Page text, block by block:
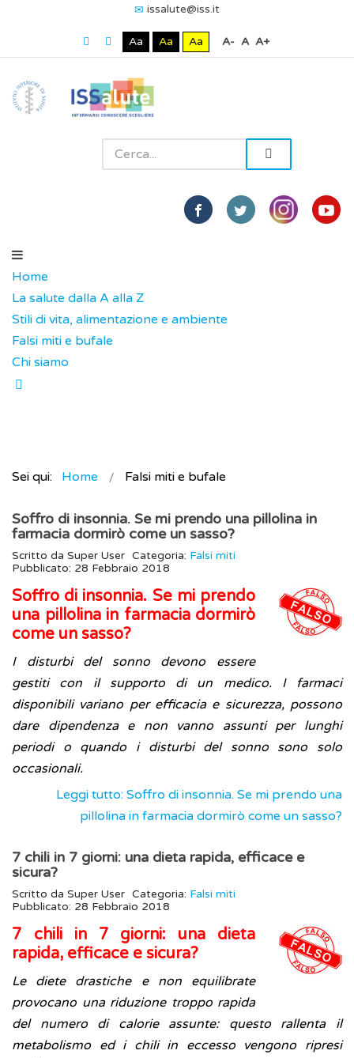
issalute@iss.it
Aa Aa Aa A- A A+
Home
La salute dalla A alla Z
Stili di vita, alimentazione e ambiente
Falsi miti e bufale
Chi siamo
Sei qui: Home Falsi miti e bufale
Soffro di insonnia. Se mi prendo una pillolina in
farmacia dormirò come un sasso?
Scritto da Super User Categoria: Falsi miti
Pubblicato: 28 Febbraio 2018
Soffro di insonnia. Se mi prendo
una pillolina in farmacia dormirò
come un sasso?
I disturbi del sonno devono essere
gestiti con il supporto di un medico. I farmaci
disponibili variano per efficacia e sicurezza, possono
dare dipendenza e non vanno assunti per lunghi
periodi o quando i disturbi del sonno sono solo
occasionali.
Leggi tutto: Soffro di insonnia. Se mi prendo una
pillolina in farmacia dormirò come un sasso?
7 chili in 7 giorni: una dieta rapida, efficace e
sicura?
Scritto da Super User Categoria: Falsi miti
Pubblicato: 28 Febbraio 2018
7 chili in 7 giorni: una dieta
rapida, efficace e sicura?
Le diete drastiche e non equilibrate
provocano una riduzione troppo rapida
del numero di calorie assunte: questo rallenta il
metabolismo ed i chili in eccesso vengono ripresi